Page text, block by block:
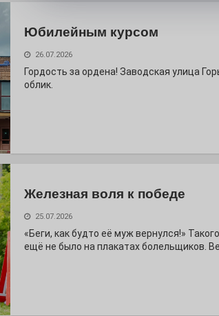
Юбилейным курсом
26.07.2026
Гордость за ордена! Заводская улица
облик.
Железная воля к победе
25.07.2026
«Беги, как будто её муж вернулся!»
ещё не было на плакатах болельщиков.